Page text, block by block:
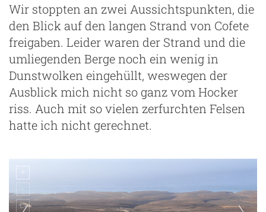
Wir stoppten an zwei Aussichtspunkten, die
den Blick auf den langen Strand von Cofete
freigaben. Leider waren der Strand und die
umliegenden Berge noch ein wenig in
Dunstwolken eingehüllt, weswegen der
Ausblick mich nicht so ganz vom Hocker
riss. Auch mit so vielen zerfurchten Felsen
hatte ich nicht gerechnet.